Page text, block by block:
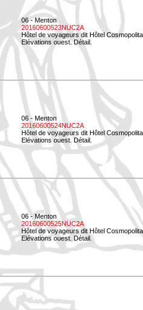
06 - Menton
20160600523NUC2A
Hôtel de voyageurs dit Hôtel
Elévations ouest. Détail.
06 - Menton
20160600524NUC2A
Hôtel de voyageurs dit Hôtel
Elévations ouest. Détail.
06 - Menton
20160600525NUC2A
Hôtel de voyageurs dit Hôtel
Elévations ouest. Détail.